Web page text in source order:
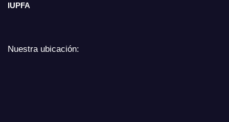
IUPFA
Nuestra ubicación: